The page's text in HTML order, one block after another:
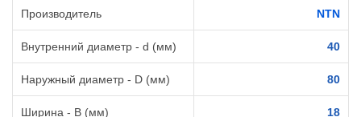
Производитель NTN
Внутренний диаметр - d (мм) 40
Наружный диаметр - D (мм) 80
Ширина - B (мм) 18